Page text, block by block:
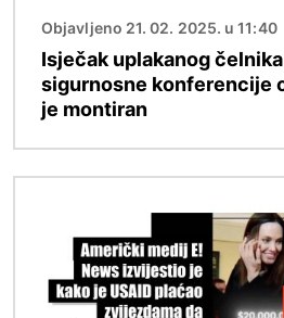
Objavljeno 21. 02. 2025. u 11:40
Isječak uplakanog
sigurnosne konferencije
je montiran